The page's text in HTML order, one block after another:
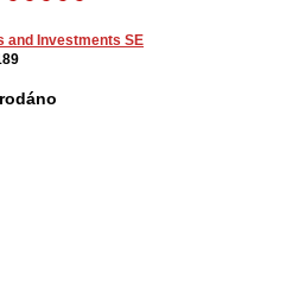
and Investments SE